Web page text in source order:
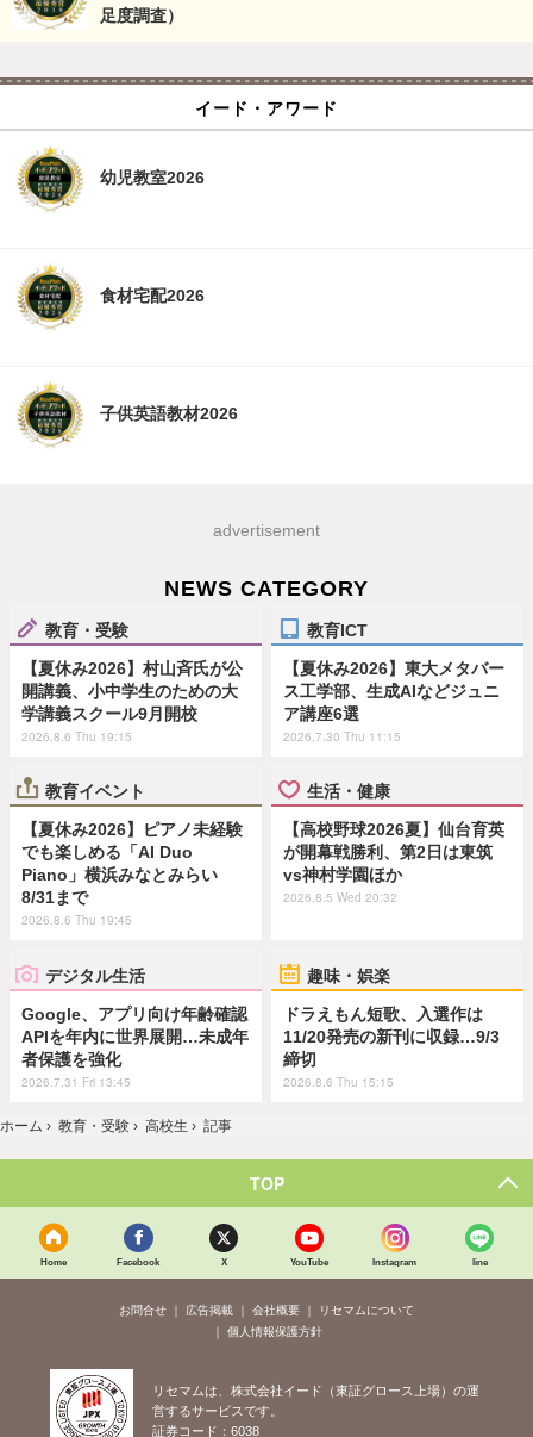
足度調査）
イード・アワード
幼児教室2026
食材宅配2026
子供英語教材2026
advertisement
NEWS CATEGORY
教育・受験
【夏休み2026】村山斉氏が公
開講義、小中学生のための大
学講義スクール9月開校
2026.8.6 Thu 19:15
教育ICT
【夏休み2026】東大メタバー
ス工学部、生成AIなどジュニ
ア講座6選
2026.7.30 Thu 11:15
教育イベント
【夏休み2026】ピアノ未経験
でも楽しめる「AI Duo
Piano」横浜みなとみらい
8/31まで
2026.8.6 Thu 19:45
生活・健康
【高校野球2026夏】仙台育英
が開幕戦勝利、第2日は東筑
vs神村学園ほか
2026.8.5 Wed 20:32
デジタル生活
Google、アプリ向け年齢確認
APIを年内に世界展開…未成年
者保護を強化
2026.7.31 Fri 13:45
趣味・娯楽
ドラえもん短歌、入選作は
11/20発売の新刊に収録…9/3
締切
2026.8.6 Thu 15:15
ホーム › 教育・受験 › 高校生 › 記事
TOP
Home Facebook X YouTube Instagram line
お問合せ 広告掲載 会社概要
リセマムについて
個人情報保護方針
リセマムは、株式会社イード（東証グロース上場）の運
営するサービスです。
証券コード：6038